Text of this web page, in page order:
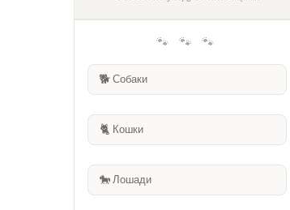
🐾 🐾 🐾
🐕 Собаки
🐈 Кошки
🐎 Лошади